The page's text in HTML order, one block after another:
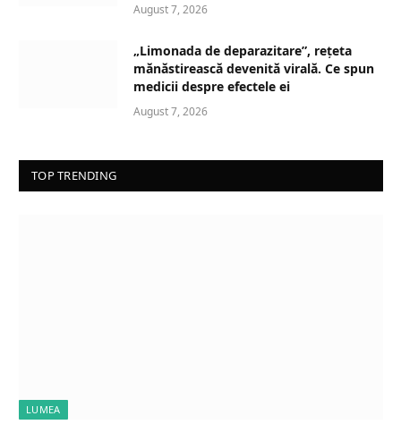
August 7, 2026
„Limonada de deparazitare”, rețeta
mănăstirească devenită virală. Ce spun
medicii despre efectele ei
August 7, 2026
TOP TRENDING
LUMEA